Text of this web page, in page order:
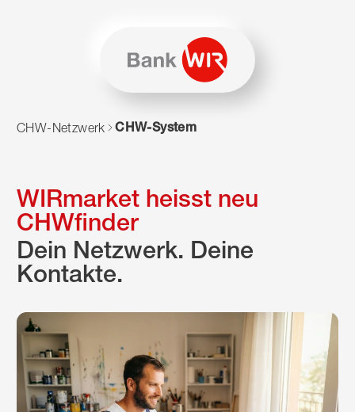
Zum Navigieren dieser Seite wird JavaScript benötigt.
CHW-Netzwerk CHW-System
WIRmarket heisst neu
CHWfinder
Dein Netzwerk. Deine
Kontakte.